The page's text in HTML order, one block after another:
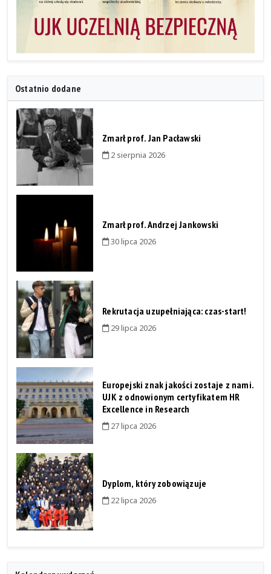
Ostatnio dodane
Zmarł prof. Jan Pacławski
2 sierpnia 2026
Zmarł prof. Andrzej Jankowski
30 lipca 2026
Rekrutacja uzupełniająca: czas-start!
29 lipca 2026
Europejski znak jakości zostaje z nami.
UJK z odnowionym certyfikatem HR
Excellence in Research
27 lipca 2026
Dyplom, który zobowiązuje
22 lipca 2026